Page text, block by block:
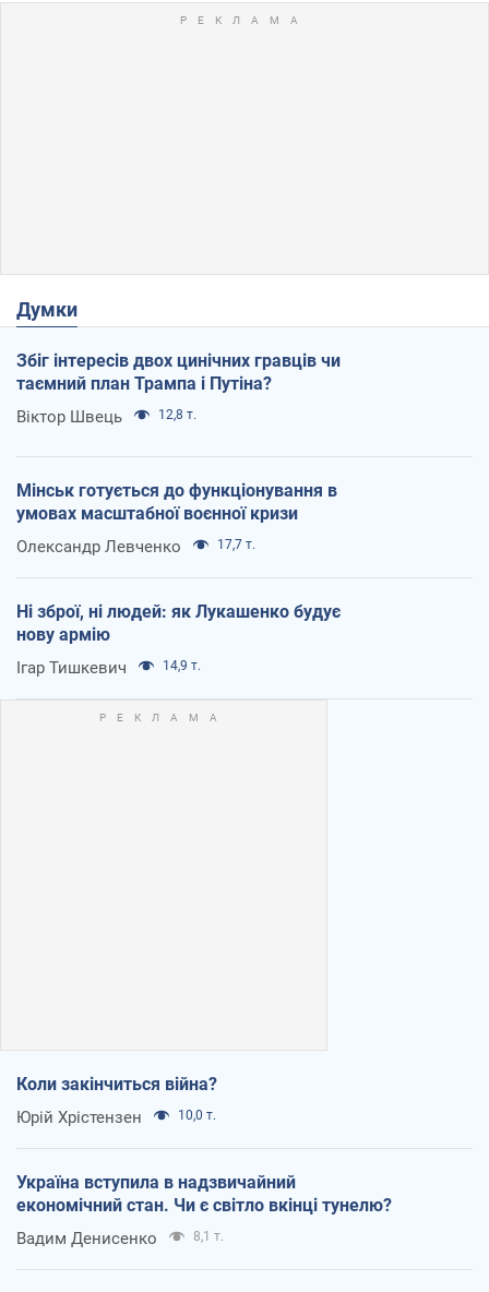
Думки
Збіг інтересів двох цинічних гравців чи
таємний план Трампа і Путіна?
Віктор Швець 12,8 т.
Мінськ готується до функціонування в
умовах масштабної воєнної кризи
Олександр Левченко 17,7 т.
Ні зброї, ні людей: як Лукашенко будує
нову армію
Ігар Тишкевич 14,9 т.
Коли закінчиться війна?
Юрій Хрістензен 10,0 т.
Україна вступила в надзвичайний
економічний стан. Чи є світло вкінці тунелю?
Вадим Денисенко 8,1 т.